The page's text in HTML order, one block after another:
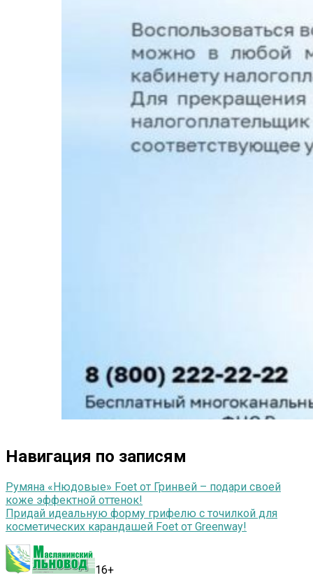
Навигация по записям
Румяна «Нюдовые» Foet от Гринвей – подари своей
коже эффектной оттенок!
Придай идеальную форму грифелю с точилкой для
косметических карандашей Foet от Greenway!
16+